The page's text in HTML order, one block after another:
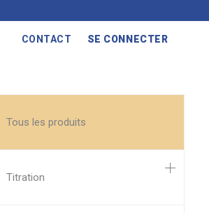
CONTACT SE CONNECTER
Tous les produits
Titration